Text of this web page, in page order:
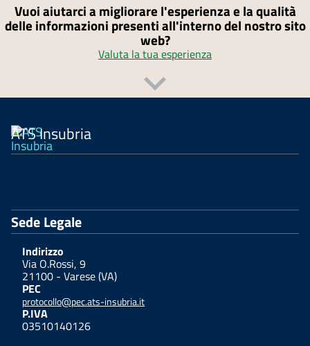
Vuoi aiutarci a migliorare l'esperienza e la qualità
delle informazioni presenti all'interno del nostro sito
web?
Valuta la tua esperienza
ATS Insubria
Sede Legale
Indirizzo
Via O.Rossi, 9
21100 - Varese (VA)
PEC
protocollo@pec.ats-insubria.it
P.IVA
03510140126